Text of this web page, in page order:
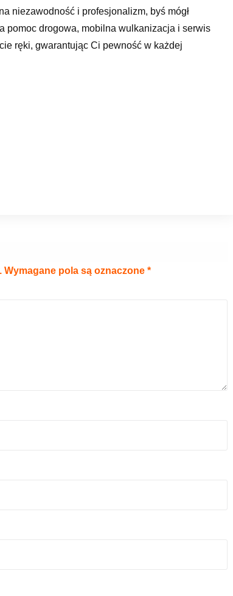
niezawodność i profesjonalizm, byś mógł
pomoc drogowa, mobilna wulkanizacja i serwis
ręki, gwarantując Ci pewność w każdej
Wymagane pola są oznaczone *